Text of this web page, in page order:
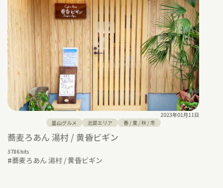
2023年01月11日
里山グルメ
北部エリア 春/ 夏/秋/冬
蕎麦ろあん 湯村 / 黄昏ビギン
3786 hits
#蕎麦ろあん 湯村 / 黄昏ビギン